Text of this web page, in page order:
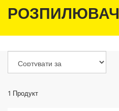
РОЗПИЛЮВАЧ
1 Продукт